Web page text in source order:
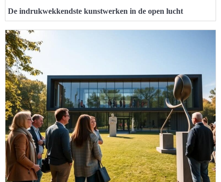
De indrukwekkendste kunstwerken in de open lucht